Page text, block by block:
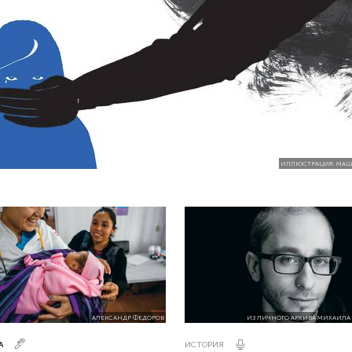
ИЛЛЮСТРАЦИЯ:
АЛЕКСАНДР ФЕДОРОВ ИЗ ЛИЧНОГО АРХИВА МИХАИЛА
ИСТОРИЯ